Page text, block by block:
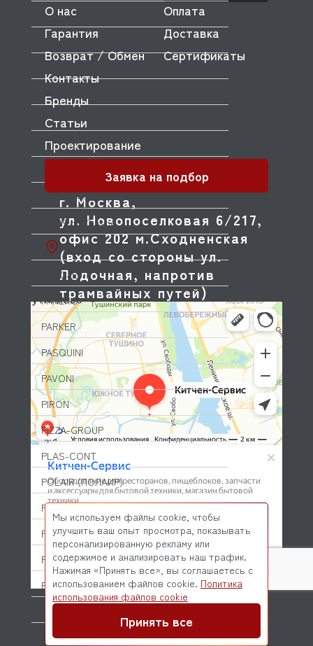
ODE
OEM
OLIS
OLYMPIA
OMNIWASH
OZTIRYAKILER
P.L. Proff Cuisine
PACKVAC
PACOJET
PANERO
PARKER
PASQUINI
PAVONI
PIRON
PIZZA-GROUP
PLAS-CONT
POLAIR (ПОЛАИР)
PONY
POPCAKE
PRATICA
PRIMAX
PRISMAFOOD
г. Москва,
ул. Новопоселковая 6/217,
офис 202 м.Сходненская
(вход со стороны ул.
Лодочная, напротив
трамвайных путей)
О нас
Оплата
Гарантия
Доставка
Возврат / Обмен
Сертификаты
Контакты
Бренды
Статьи
Проектирование
Заявка на подбор
© 2026 Kitchen-Service.com Интернет-магазин запчастей
и оборудования профессиональной кухни
Мы используем файлы cookie, чтобы
улучшить ваш опыт просмотра, показывать
персонализированную рекламу или
содержимое и анализировать наш трафик.
Нажимая «Принять все», вы соглашаетесь с
использованием файлов cookie. Политика
использования файлов cookie
Принять все